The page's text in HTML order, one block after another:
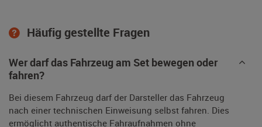
Häufig gestellte Fragen
Wer darf das Fahrzeug am Set bewegen oder
fahren?
Bei diesem Fahrzeug darf der Darsteller das Fahrzeug
nach einer technischen Einweisung selbst fahren. Dies
ermöglicht authentische Fahraufnahmen ohne